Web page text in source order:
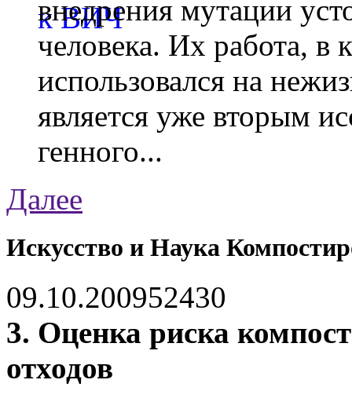
внедрения мутации
человека. Их работа, в
использовался на
является уже вторым
генного...
Далее
Искусство и Наука
09.10.200952430
3. Оценка риска
отходов